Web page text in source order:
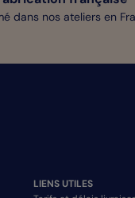
dans nos ateliers en
LIENS UTILES